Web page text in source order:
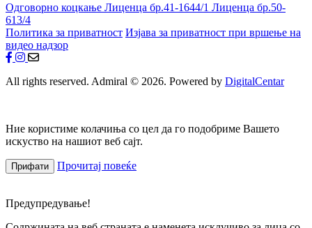
Одговорно коцкање Лиценца бр.41-1644/1 Лиценца бр.50-
613/4
Политика за приватност Изјава за приватност при вршење на
видео надзор
All rights reserved. Admiral © 2026. Powered by DigitalCentar
Ние користиме колачиња со цел да го подобриме Вашето
искуство на нашиот веб сајт.
Прифати Прочитај повеќе
Предупредување!